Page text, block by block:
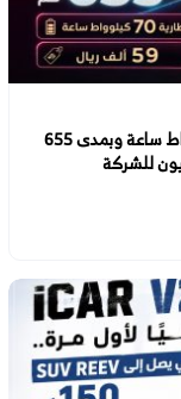
شيري فولوين A9 تنطلق رسميًا ببطارية 70 كيلوواط ساعة وبمدى 655